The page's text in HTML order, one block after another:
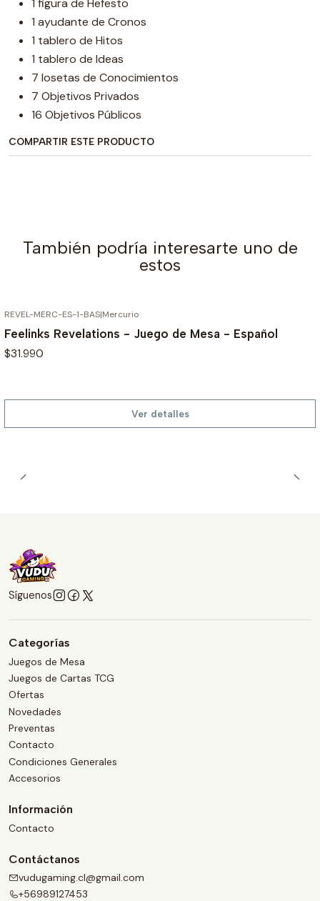
1 figura de Hefesto
1 ayudante de Cronos
1 tablero de Hitos
1 tablero de Ideas
7 losetas de Conocimientos
7 Objetivos Privados
16 Objetivos Públicos
COMPARTIR ESTE PRODUCTO
También podría interesarte uno de
estos
REVEL-MERC-ES-1-BAS|Mercurio
Feelinks Revelations - Juego de Mesa - Español
$31.990
Ver detalles
Síguenos
Categorías
Juegos de Mesa
Juegos de Cartas TCG
Ofertas
Novedades
Preventas
Contacto
Condiciones Generales
Accesorios
Información
Contacto
Contáctanos
vudugaming.cl@gmail.com
+56989127453